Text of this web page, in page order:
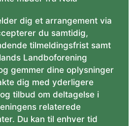
dig et arrangement via
du samtidig,
tilmeldingsfrist samt
Landboforening
gemmer dine oplysninger
dig med yderligere
tilbud om deltagelse i
relaterede
Du kan til enhver tid